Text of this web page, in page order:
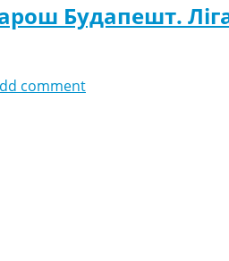
Будапешт.
comment